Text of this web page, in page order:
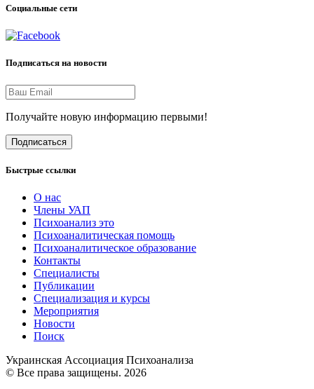
Социальные сети
Подписаться на новости
Получайте новую информацию первыми!
Подписаться
Быстрые ссылки
О нас
Члены УАП
Психоанализ это
Психоаналитическая помощь
Психоаналитическое образование
Контакты
Специалисты
Публикации
Специализация и курсы
Мероприятия
Новости
Поиск
Украинская Ассоциация Психоанализа
© Все права защищены. 2026